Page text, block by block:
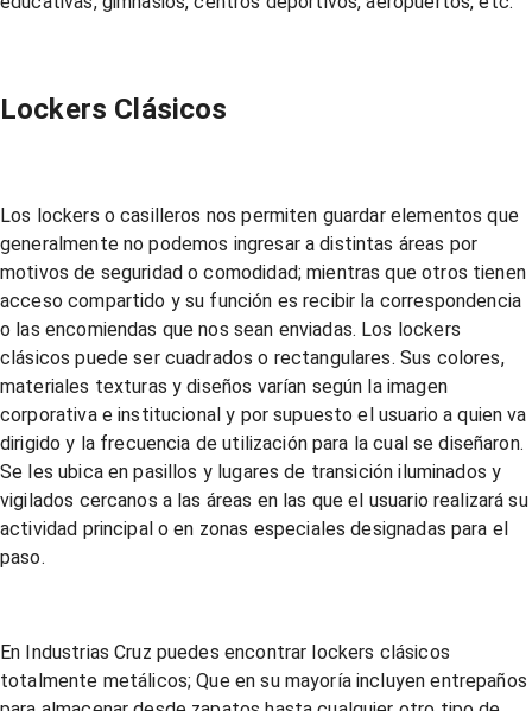
Lockers Clásicos
Los lockers o casilleros nos permiten guardar elementos que
generalmente no podemos ingresar a distintas áreas por
motivos de seguridad o comodidad; mientras que otros tienen
acceso compartido y su función es recibir la correspondencia
o las encomiendas que nos sean enviadas. Los lockers
clásicos puede ser cuadrados o rectangulares. Sus colores,
materiales texturas y diseños varían según la imagen
corporativa e institucional y por supuesto el usuario a quien va
dirigido y la frecuencia de utilización para la cual se diseñaron.
Se les ubica en pasillos y lugares de transición iluminados y
vigilados cercanos a las áreas en las que el usuario realizará su
actividad principal o en zonas especiales designadas para el
paso.
En Industrias Cruz puedes encontrar lockers clásicos
totalmente metálicos; Que en su mayoría incluyen entrepaños